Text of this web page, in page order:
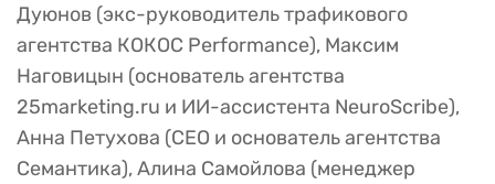
Дуюнов (экс-руководитель трафикового
агентства КОКОС Performance), Максим
Наговицын (основатель агентства
25marketing.ru и ИИ-ассистента NeuroScribe),
Анна Петухова (CEO и основатель агентства
Семантика), Алина Самойлова (менеджер